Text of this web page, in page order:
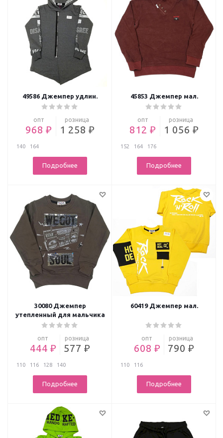
49586 Джемпер удлин.
опт
968 ₽
розница
1 258 ₽
140 164
Подробнее
45853 Джемпер мал.
опт
812 ₽
розница
1 056 ₽
152 164 176
Подробнее
30080 Джемпер
утепленный для мальчика
опт
444 ₽
розница
577 ₽
110 116 128 140
Подробнее
60419 Джемпер мал.
опт
608 ₽
розница
790 ₽
110 116
Подробнее